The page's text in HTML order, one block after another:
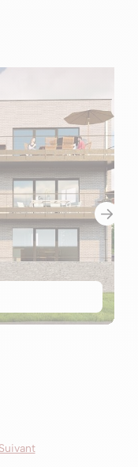
Suivant